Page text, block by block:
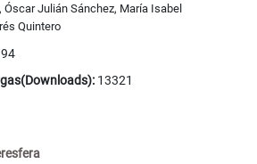
Óscar Julián Sánchez, María Isabel
Quintero
13321